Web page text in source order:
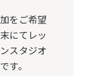
をご希望
にてレッ
スタジオ
す。